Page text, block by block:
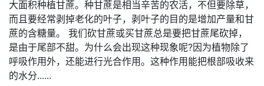
大面积种植甘蔗。种甘蔗是相当辛苦的农活，不但要除草，
而且要经常剥掉老化的叶子，剥叶子的目的是增加产量和甘
蔗的含糖量。 我们砍甘蔗或买甘蔗总是要把甘蔗尾砍掉，
是由于尾部不甜。为什么会出现这种现象呢?因为植物除了
呼吸作用外，还能进行光合作用。这种作用能把根部吸收来
的水分......